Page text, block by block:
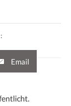
Email